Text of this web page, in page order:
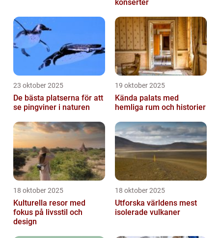
konserter
23 oktober 2025
De bästa platserna för att
se pingviner i naturen
19 oktober 2025
Kända palats med
hemliga rum och historier
18 oktober 2025
Kulturella resor med
fokus på livsstil och
design
18 oktober 2025
Utforska världens mest
isolerade vulkaner